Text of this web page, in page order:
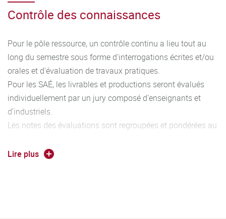
Contrôle des connaissances
Pour le pôle ressource, un contrôle continu a lieu tout au
long du semestre sous forme d'interrogations écrites et/ou
orales et d'évaluation de travaux pratiques.
Pour les SAÉ, les livrables et productions seront évalués
individuellement par un jury composé d’enseignants et
d’industriels.
Les notes des évaluations sont regroupées et pondérées au
permettant l’acquisition de 5 compétences caractéristiques
Lire plus